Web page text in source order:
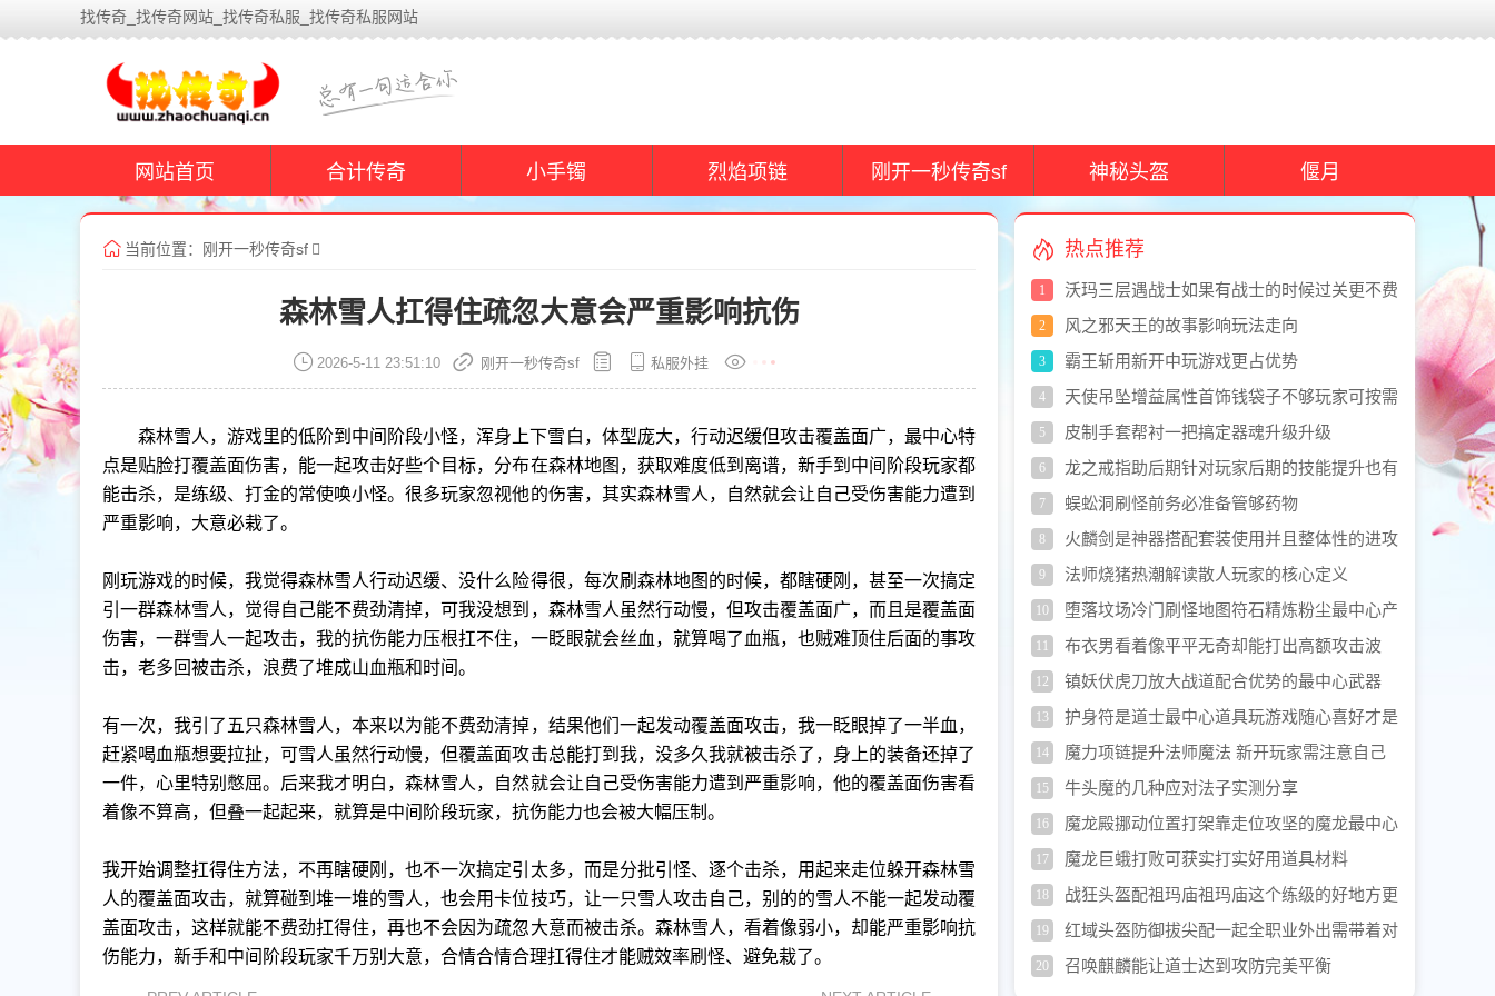
找传奇_找传奇网站_找传奇私服_找传奇私服网站
网站首页 合计传奇 小手镯 烈焰项链 刚开一秒传奇sf 神秘头盔 偃月
当前位置： 刚开一秒传奇sf
森林雪人扛得住疏忽大意会严重影响抗伤
2026-5-11 23:51:10 刚开一秒传奇sf 私服外挂
森林雪人，游戏里的低阶到中间阶段小怪，浑身上下雪白，体型庞大，行动迟缓但攻击覆盖面广，最中心特
点是贴脸打覆盖面伤害，能一起攻击好些个目标，分布在森林地图，获取难度低到离谱，新手到中间阶段玩家都
能击杀，是练级、打金的常使唤小怪。很多玩家忽视他的伤害，其实森林雪人，自然就会让自己受伤害能力遭到
严重影响，大意必栽了。
刚玩游戏的时候，我觉得森林雪人行动迟缓、没什么险得很，每次刷森林地图的时候，都瞎硬刚，甚至一次搞定
引一群森林雪人，觉得自己能不费劲清掉，可我没想到，森林雪人虽然行动慢，但攻击覆盖面广，而且是覆盖面
伤害，一群雪人一起攻击，我的抗伤能力压根扛不住，一眨眼就会丝血，就算喝了血瓶，也贼难顶住后面的事攻
击，老多回被击杀，浪费了堆成山血瓶和时间。
有一次，我引了五只森林雪人，本来以为能不费劲清掉，结果他们一起发动覆盖面攻击，我一眨眼掉了一半血，
赶紧喝血瓶想要拉扯，可雪人虽然行动慢，但覆盖面攻击总能打到我，没多久我就被击杀了，身上的装备还掉了
一件，心里特别憋屈。后来我才明白，森林雪人，自然就会让自己受伤害能力遭到严重影响，他的覆盖面伤害看
着像不算高，但叠一起起来，就算是中间阶段玩家，抗伤能力也会被大幅压制。
我开始调整扛得住方法，不再瞎硬刚，也不一次搞定引太多，而是分批引怪、逐个击杀，用起来走位躲开森林雪
人的覆盖面攻击，就算碰到堆一堆的雪人，也会用卡位技巧，让一只雪人攻击自己，别的的雪人不能一起发动覆
盖面攻击，这样就能不费劲扛得住，再也不会因为疏忽大意而被击杀。森林雪人，看着像弱小，却能严重影响抗
伤能力，新手和中间阶段玩家千万别大意，合情合情合理扛得住才能贼效率刷怪、避免栽了。
热点推荐
1
沃玛三层遇战士如果有战士的时候过关更不费
劲
2 风之邪天王的故事影响玩法走向
3 霸王斩用新开中玩游戏更占优势
4
天使吊坠增益属性首饰钱袋子不够玩家可按需
获取
5 皮制手套帮衬一把搞定器魂升级升级
6
龙之戒指助后期针对玩家后期的技能提升也有
关系
7 蜈蚣洞刷怪前务必准备管够药物
8
火麟剑是神器搭配套装使用并且整体性的进攻
效果将会完全不同
9 法师烧猪热潮解读散人玩家的核心定义
10
堕落坟场冷门刷怪地图符石精炼粉尘最中心产
出之地
11 布衣男看着像平平无奇却能打出高额攻击波
12 镇妖伏虎刀放大战道配合优势的最中心武器
13
护身符是道士最中心道具玩游戏随心喜好才是
实打实快乐
14
魔力项链提升法师魔法 新开玩家需注意自己
的走位技术
15 牛头魔的几种应对法子实测分享
16
魔龙殿挪动位置打架靠走位攻坚的魔龙最中心
地图
17 魔龙巨蛾打败可获实打实好用道具材料
18
战狂头盔配祖玛庙祖玛庙这个练级的好地方更
配一起
19
红域头盔防御拔尖配一起全职业外出需带着对
应配套道具
20 召唤麒麟能让道士达到攻防完美平衡